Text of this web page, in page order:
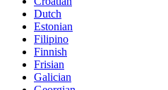
Dutch
Estonian
Filipino
Finnish
Frisian
Galician